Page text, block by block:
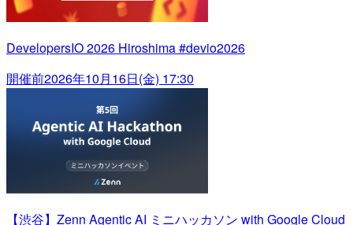
DevelopersIO 2026 Hiroshima #devio2026
開催前2026年10月16日(金) 17:30
【渋谷】Zenn Agentic AI ミニハッカソン with Google Cloud